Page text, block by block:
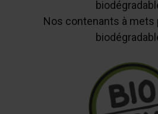
Nos contenants à mets